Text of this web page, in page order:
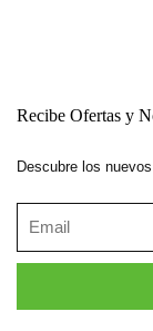
Recibe Ofertas y
Descubre los